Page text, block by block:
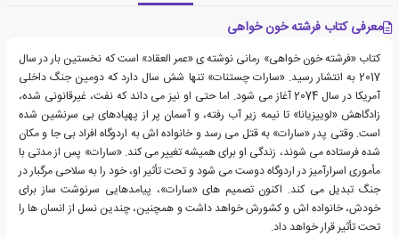
معرفی کتاب فرشته خون خواهی
کتاب «فرشته خون خواهی» رمانی نوشته ی «عمر العقاد» است که نخستین بار در سال
2017 به انتشار رسید. «سارات چستنات» تنها شش سال دارد که دومین جنگ داخلی
آمریکا در سال 2074 آغاز می شود. اما حتی او نیز می داند که نفت، غیرقانونی شده،
زادگاهش «لوییزیانا» تا نیمه زیر آب رفته، و آسمان پر از پهپادهای بی سرنشین شده
است. وقتی پدر «سارات» به قتل می رسد و خانواده اش به اردوگاه افراد بی جا و مکان
شده فرستاده می شوند، زندگی او برای همیشه تغییر می کند. «سارات» پس از مدتی با
مأموری اسرارآمیز در اردوگاه دوست می شود و تحت تأثیر او، خود را به سلاحی مرگبار در
جنگ تبدیل می کند. اکنون تصمیم های «سارات»، پیامدهایی سرنوشت ساز برای
خودش، خانواده اش و کشورش خواهد داشت و همچنین، چندین نسل از انسان ها را
تحت تأثیر قرار خواهد داد.